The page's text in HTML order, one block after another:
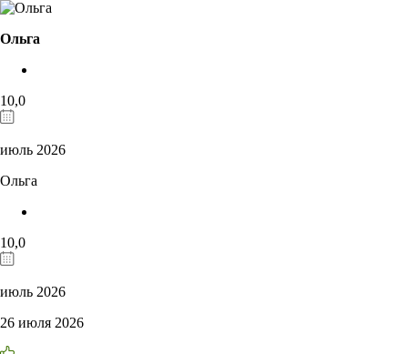
Ольга
10,0
июль 2026
Ольга
10,0
июль 2026
26 июля 2026